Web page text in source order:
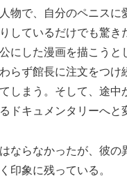
物で、自分のペニスに
しているだけでも驚き
にした漫画を描こうと
らず館長に注文をつけ
しまう。そして、途中
ドキュメンタリーへと
ならなかったが、彼の
印象に残っている。